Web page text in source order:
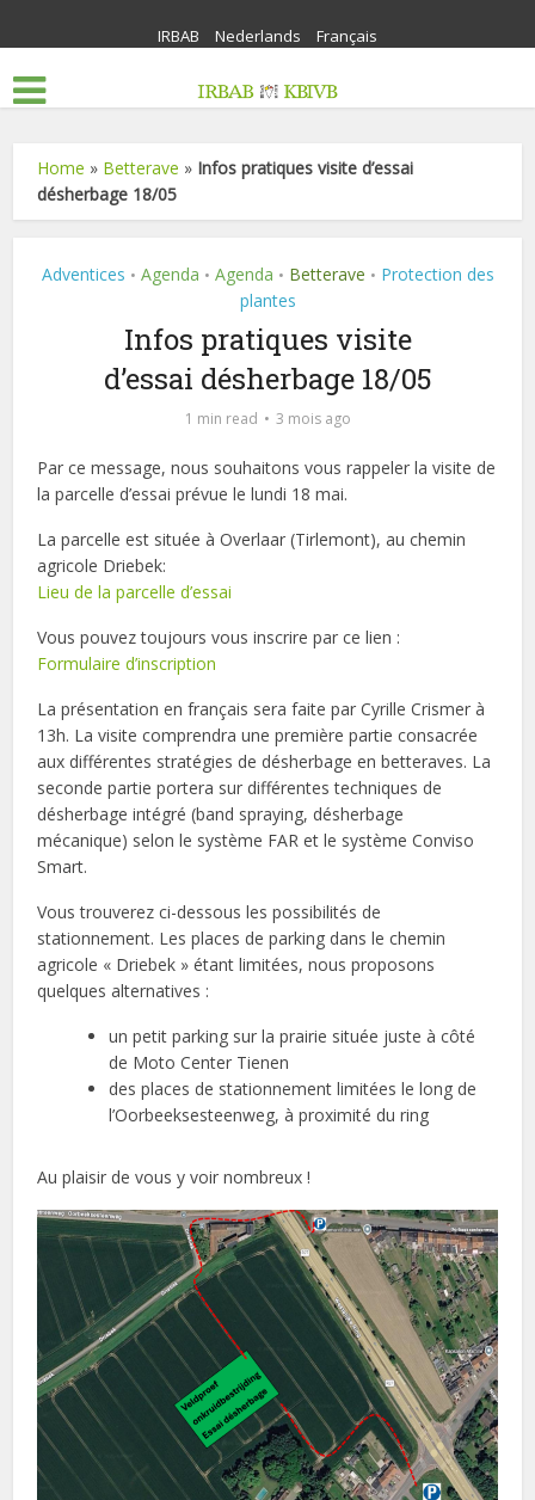
IRBAB Nederlands Français
Home » Betterave » Infos pratiques visite d’essai
désherbage 18/05
Adventices • Agenda • Agenda • Betterave • Protection des
plantes
Infos pratiques visite
d’essai désherbage 18/05
1 min read 3 mois ago
Par ce message, nous souhaitons vous rappeler la visite de
la parcelle d’essai prévue le lundi 18 mai.
La parcelle est située à Overlaar (Tirlemont), au chemin
agricole Driebek:
Lieu de la parcelle d’essai
Vous pouvez toujours vous inscrire par ce lien :
Formulaire d’inscription
La présentation en français sera faite par Cyrille Crismer à
13h. La visite comprendra une première partie consacrée
aux différentes stratégies de désherbage en betteraves. La
seconde partie portera sur différentes techniques de
désherbage intégré (band spraying, désherbage
mécanique) selon le système FAR et le système Conviso
Smart.
Vous trouverez ci-dessous les possibilités de
stationnement. Les places de parking dans le chemin
agricole « Driebek » étant limitées, nous proposons
quelques alternatives :
un petit parking sur la prairie située juste à côté
de Moto Center Tienen
des places de stationnement limitées le long de
l’Oorbeeksesteenweg, à proximité du ring
Au plaisir de vous y voir nombreux !